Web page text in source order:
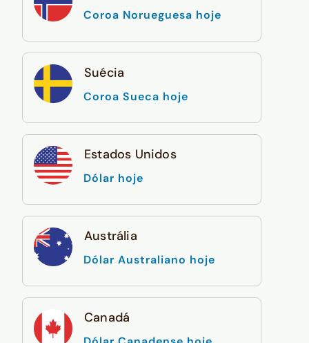
Coroa Norueguesa hoje
Suécia
Coroa Sueca hoje
Estados Unidos
Dólar hoje
Austrália
Dólar Australiano hoje
Canadá